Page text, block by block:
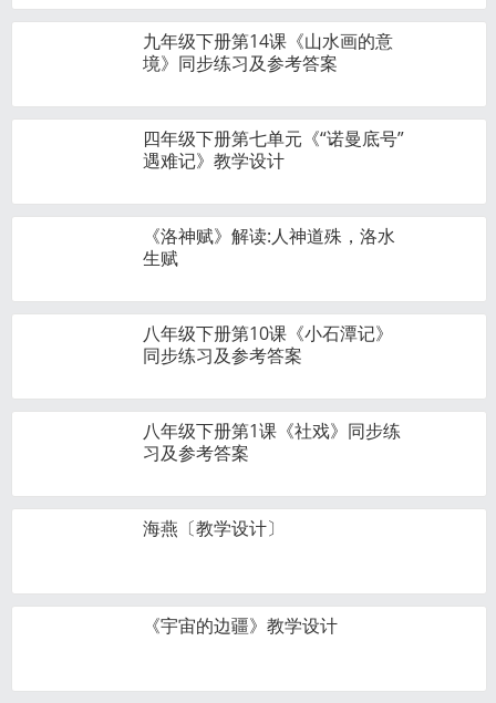
九年级下册第14课《山水画的意
境》同步练习及参考答案
四年级下册第七单元《“诺曼底号”
遇难记》教学设计
《洛神赋》解读:人神道殊，洛水
生赋
八年级下册第10课《小石潭记》
同步练习及参考答案
八年级下册第1课《社戏》同步练
习及参考答案
海燕〔教学设计〕
《宇宙的边疆》教学设计